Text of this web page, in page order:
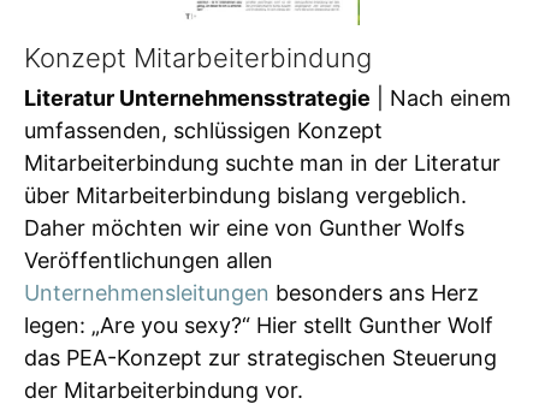
Konzept Mitarbeiterbindung
Literatur Unternehmensstrategie | Nach einem
umfassenden, schlüssigen Konzept
Mitarbeiterbindung suchte man in der Literatur
über Mitarbeiterbindung bislang vergeblich.
Daher möchten wir eine von Gunther Wolfs
Veröffentlichungen allen
Unternehmensleitungen besonders ans Herz
legen: „Are you sexy?“ Hier stellt Gunther Wolf
das PEA-Konzept zur strategischen Steuerung
der Mitarbeiterbindung vor.